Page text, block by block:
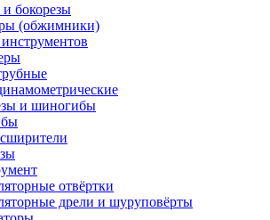
и бокорезы
(обжимники)
и шиногибы
отвёртки
дрели и шуруповёрты